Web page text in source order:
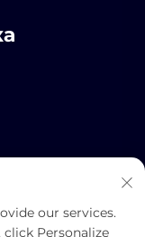
our services.
Personalize